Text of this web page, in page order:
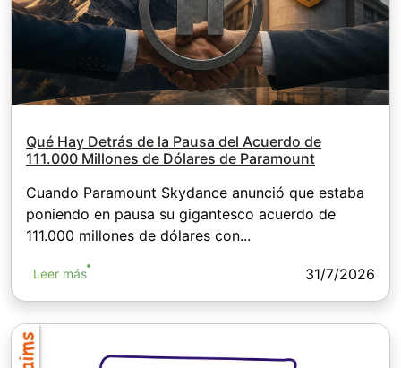
Qué Hay Detrás de la Pausa del Acuerdo de
111.000 Millones de Dólares de Paramount
Cuando Paramount Skydance anunció que estaba
poniendo en pausa su gigantesco acuerdo de
111.000 millones de dólares con...
Leer más 31/7/2026